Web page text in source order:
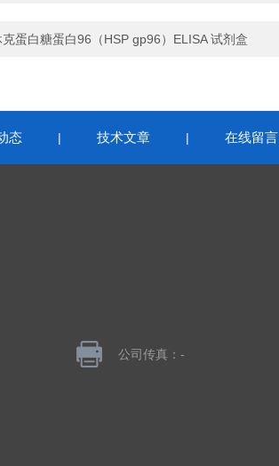
蛋白糖蛋白96（HSP gp96）ELISA 试剂盒
态 | 技术文章 | 在线留言
公司传真：-